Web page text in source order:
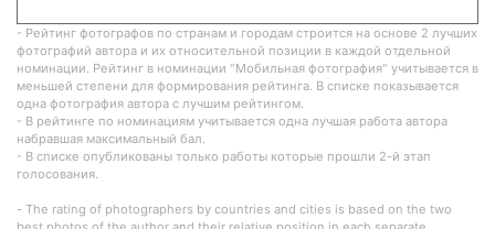
- Рейтинг фотографов по странам и городам строится на основе 2 лучших
фотографий автора и их относительной позиции в каждой отдельной
номинации. Рейтинг в номинации "Мобильная фотография" учитывается в
меньшей степени для формирования рейтинга. В списке показывается
одна фотография автора с лучшим рейтингом.
- В рейтинге по номинациям учитывается одна лучшая работа автора
набравшая максимальный бал.
- В списке опубликованы только работы которые прошли 2-й этап
голосования.
- The rating of photographers by countries and cities is based on the two